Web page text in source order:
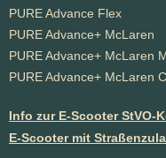
PURE Advance Flex
PURE Advance+ McLaren
PURE Advance+ McLaren
PURE Advance+ McLaren
Info zur E-Scooter StVO-
E-Scooter mit